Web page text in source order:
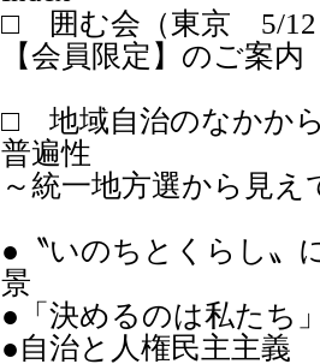
□ 囲む会（東京 5/12
【会員限定】のご案内
□ 地域自治のなかか
普遍性
～統一地方選から見
●〝いのちとくらし〟
景
●「決めるのは私たち
●自治と人権民主主義